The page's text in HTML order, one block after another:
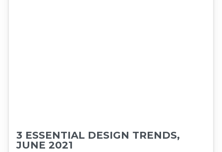
3 ESSENTIAL DESIGN TRENDS,
JUNE 2021